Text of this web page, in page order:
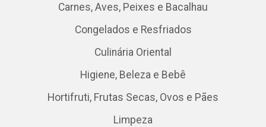
Carnes, Aves, Peixes e Bacalhau
Congelados e Resfriados
Culinária Oriental
Higiene, Beleza e Bebê
Hortifruti, Frutas Secas, Ovos e Pães
Limpeza